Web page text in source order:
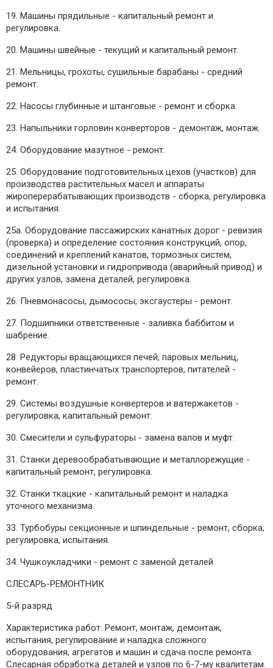
19. Машины прядильные - капитальный ремонт и
регулировка.
20. Машины швейные - текущий и капитальный ремонт.
21. Мельницы, грохоты, сушильные барабаны - средний
ремонт.
22. Насосы глубинные и штанговые - ремонт и сборка.
23. Напыльники горловин конверторов - демонтаж, монтаж.
24. Оборудование мазутное - ремонт.
25. Оборудование подготовительных цехов (участков) для
производства растительных масел и аппараты
жироперерабатывающих производств - сборка, регулировка
и испытания.
25а. Оборудование пассажирских канатных дорог - ревизия
(проверка) и определение состояния конструкций, опор,
соединений и креплений канатов, тормозных систем,
дизельной установки и гидропривода (аварийный привод) и
других узлов, замена деталей, регулировка.
26. Пневмонасосы, дымососы, эксгаустеры - ремонт.
27. Подшипники ответственные - заливка баббитом и
шабрение.
28. Редукторы вращающихся печей, паровых мельниц,
конвейеров, пластинчатых транспортеров, питателей -
ремонт.
29. Системы воздушные конвертеров и ватержакетов -
регулировка, капитальный ремонт.
30. Смесители и сульфураторы - замена валов и муфт.
31. Станки деревообрабатывающие и металлорежущие -
капитальный ремонт, регулировка.
32. Станки ткацкие - капитальный ремонт и наладка
уточного механизма.
33. Турбобуры секционные и шпиндельные - ремонт, сборка,
регулировка, испытания.
34. Чушкоукладчики - ремонт с заменой деталей.
СЛЕСАРЬ-РЕМОНТНИК
5-й разряд
Характеристика работ. Ремонт, монтаж, демонтаж,
испытания, регулирование и наладка сложного
оборудования, агрегатов и машин и сдача после ремонта.
Слесарная обработка деталей и узлов по 6-7-му квалитетам.